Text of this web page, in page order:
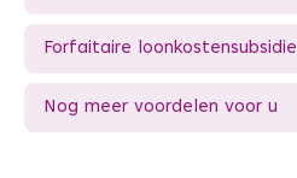
Forfaitaire loonkostensubsidie
Nog meer voordelen voor u